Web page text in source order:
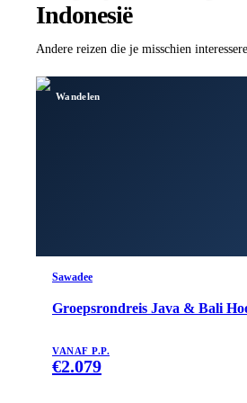
Indonesië
Andere reizen die je misschien
Wandelen
Sawadee
Groepsrondreis Java & Bali
VANAF P.P.
€2.079